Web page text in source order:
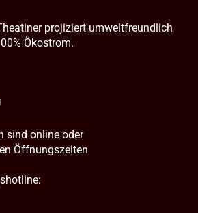
projiziert umweltfreundlich
Ökostrom.
sind online oder
Öffnungszeiten